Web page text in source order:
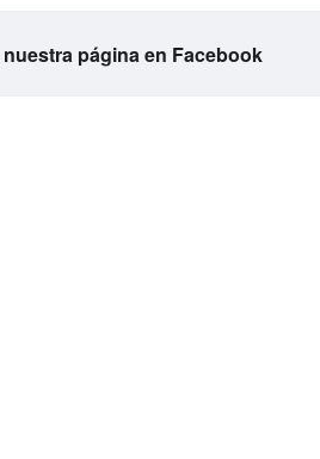
nuestra página en Facebook